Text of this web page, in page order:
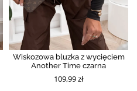
Wiskozowa bluzka z wycięciem
Another Time czarna
109,99 zł